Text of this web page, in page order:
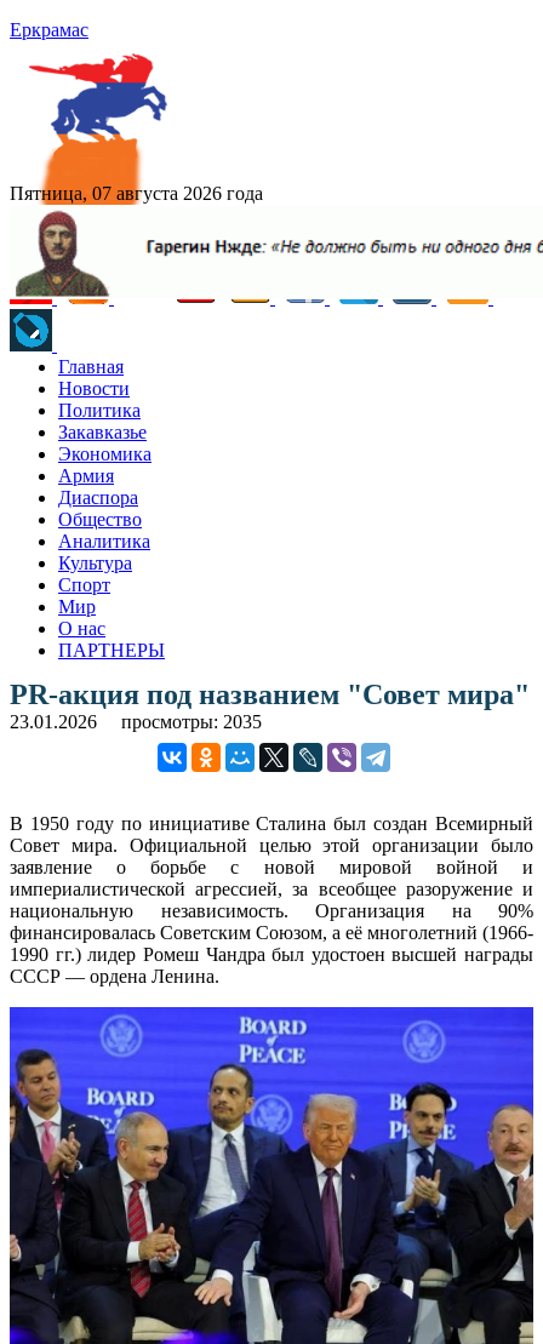
Еркрамас
Пятница, 07 августа 2026 года
Главная
Новости
Политика
Закавказье
Экономика
Армия
Диаспора
Общество
Аналитика
Культура
Спорт
Мир
О нас
ПАРТНЕРЫ
PR-акция под названием "Совет мира"
23.01.2026 просмотры: 2035
В 1950 году по инициативе Сталина был создан Всемирный
Совет мира. Официальной целью этой организации было
заявление о борьбе с новой мировой войной и
империалистической агрессией, за всеобщее разоружение и
национальную независимость. Организация на 90%
финансировалась Советским Союзом, а её многолетний (1966-
1990 гг.) лидер Ромеш Чандра был удостоен высшей награды
СССР — ордена Ленина.